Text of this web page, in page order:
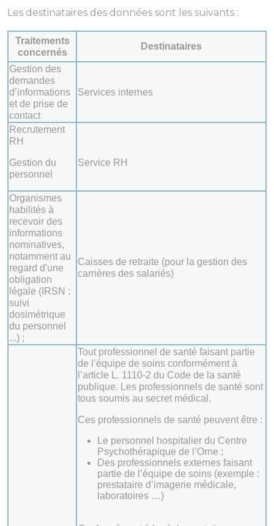
Les destinataires des données sont les suivants :
Traitements
concernés
Destinataires
Gestion des
demandes
d’informations
et de prise de
contact
Services internes
Recrutement
RH
Gestion du
personnel
Service RH
Organismes
habilités à
recevoir des
informations
nominatives,
notamment au
regard d'une
obligation
légale (IRSN :
suivi
dosimétrique
du personnel
...) ;
Caisses de retraite (pour la gestion des
carrières des salariés)
Tout professionnel de santé faisant partie
de l’équipe de soins conformément à
l’article L. 1110-2 du Code de la santé
publique. Les professionnels de santé sont
tous soumis au secret médical.
Ces professionnels de santé peuvent être :
Le personnel hospitalier du Centre
Psychothérapique de l’Orne ;
Des professionnels externes faisant
partie de l’équipe de soins (exemple :
prestataire d’imagerie médicale,
laboratoires …)